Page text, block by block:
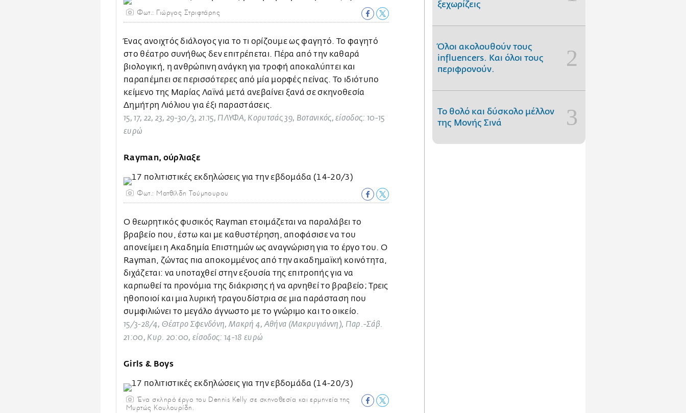
Φωτ.: Γιώργος Στριφτάρης
Ένας ανοιχτός διάλογος για το τι ορίζουμε ως φαγητό. Το φαγητό
στο θέατρο συνήθως δεν επιτρέπεται. Πέρα από την καθαρά
βιολογική, η ανθρώπινη ανάγκη για τροφή αποκαλύπτει και
παραπέμπει σε περισσότερες από μία μορφές πείνας. Το ιδιότυπο
κείμενο της Μαρίας Λαϊνά μετά ανεβαίνει ξανά σε σκηνοθεσία
Δημήτρη Λιόλιου για έξι παραστάσεις.
15, 17, 22, 23, 29-30/3, 21:15, ΠΛΥΦΑ, Κορυτσάς 39, Βοτανικός, είσοδος: 10-15
ευρώ
Rayman, ούρλιαξε
Φωτ.: Ματθίλδη Τούμπουρου
Ο θεωρητικός φυσικός Rayman ετοιμάζεται να παραλάβει το
βραβείο που, έστω και με καθυστέρηση, αποφάσισε να του
απονείμει η Ακαδημία Επιστημών ως αναγνώριση για το έργο του. Ο
Rayman, ζώντας πια αποκομμένος από την ακαδημαϊκή κοινότητα,
διχάζεται: να υποταχθεί στην εξουσία της επιτροπής για να
καρπωθεί τα προνόμια της διάκρισης ή να αρνηθεί το βραβείο; Τρεις
ηθοποιοί και μια λυρική τραγουδίστρια σε μια παράσταση που
συμφιλιώνει το μεγάλο άγνωστο με το γνώριμο και το οικείο.
15/3-28/4, Θέατρο Σφενδόνη, Μακρή 4, Αθήνα (Μακρυγιάννη), Παρ.-Σάβ.
21:00, Κυρ. 20:00, είσοδος: 14-18 ευρώ
Girls & Boys
Ένα σκληρό έργο του Dennis Kelly σε σκηνοθεσία και ερμηνεία της
Μυρτώς Κουλουρίδη.
ξεχωρίζεις
Όλοι ακολουθούν τους
influencers. Και όλοι τους
περιφρονούν.
Το θολό και δύσκολο μέλλον
της Μονής Σινά